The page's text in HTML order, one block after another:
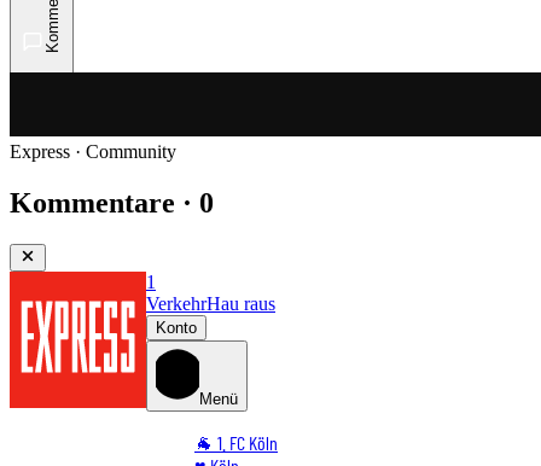
Express · Community
Kommentare · 0
1
VerkehrHau raus
Konto
Menü
🐐 1. FC Köln